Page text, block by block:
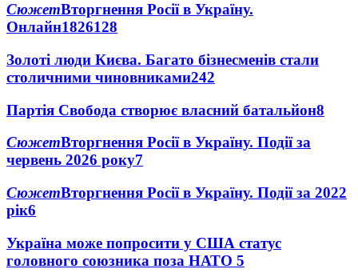
СюжетВторгнення Росії в Україну.
Онлайн1826128
Золоті люди Києва. Багато бізнесменів стали
столичними чиновниками242
Партія Свобода створює власний батальйон8
СюжетВторгнення Росії в Україну. Події за
червень 2026 року7
СюжетВторгнення Росії в Україну. Події за 2022
рік6
Україна може попросити у США статус
головного союзника поза НАТО 5